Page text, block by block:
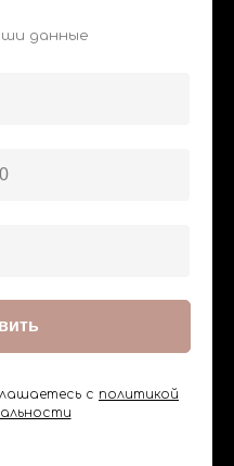
данные
с политикой